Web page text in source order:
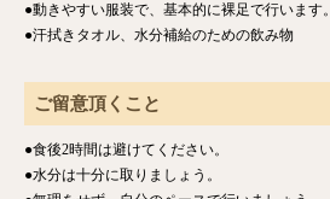
●動きやすい服装で、基本的に裸足で行います。
●汗拭きタオル、水分補給のための飲み物
ご留意頂くこと
●食後2時間は避けてください。
●水分は十分に取りましょう。